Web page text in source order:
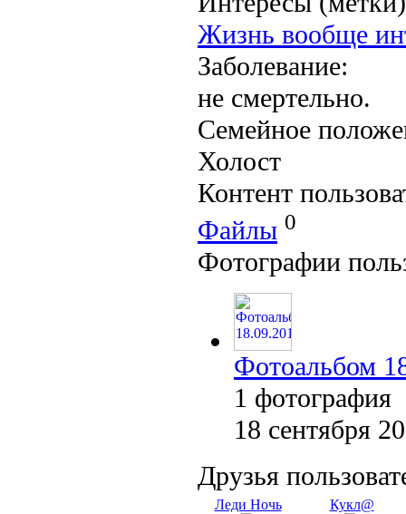
Жизнь вообще
Заболевание:
не смертельно.
Семейное
Холост
Контент
Файлы 0
Фотографии
Фотоальбом
1 фотография
18 сентября
Друзья
Леди Ночь
Кукл@